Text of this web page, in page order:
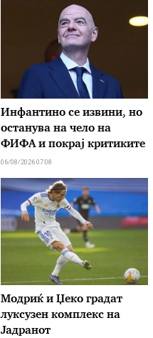
Инфантино се извини, но
останува на чело на
ФИФА и покрај критиките
06/08/2026 07:08
Модриќ и Џеко градат
луксузен комплекс на
Јадранот